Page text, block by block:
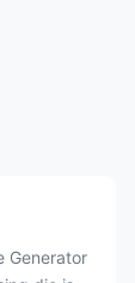
Generator